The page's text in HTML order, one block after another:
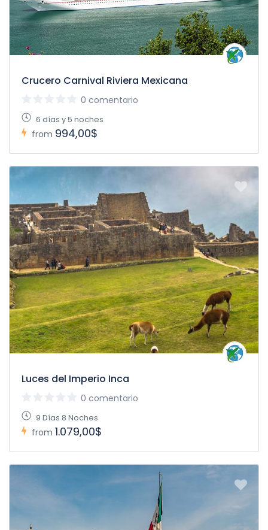
Crucero Carnival Riviera Mexicana
0 comentario
6 días y 5 noches
from 994,00$
Luces del Imperio Inca
0 comentario
9 Días 8 Noches
from 1.079,00$